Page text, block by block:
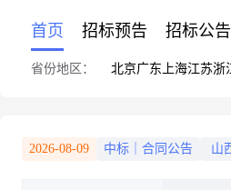
首页 招标预告 招标公告
省份地区： 北京广东 上海江苏浙
2026-08-09 中标｜合同公告 山